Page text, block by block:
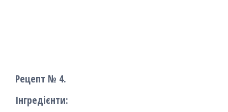
Рецепт № 4.
Інгредієнти: